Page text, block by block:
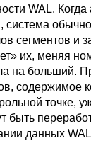
WAL.
система
сегментов и
» их, меняя
на больший.
содержимое
точке,
быть
данных